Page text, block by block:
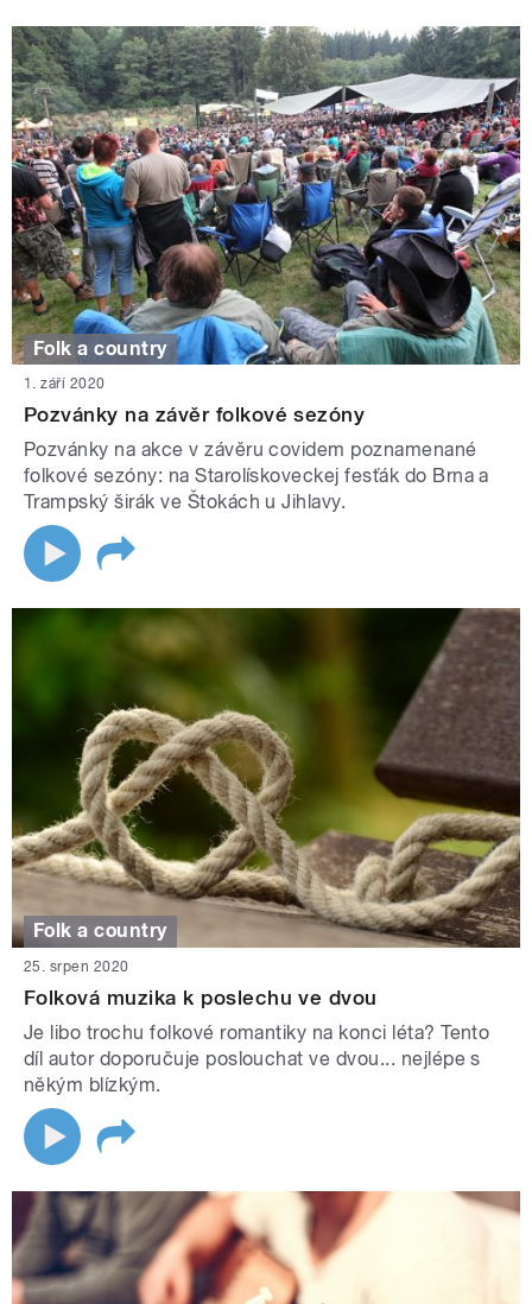
Folk a country
1. září 2020
Pozvánky na závěr folkové sezóny
Pozvánky na akce v závěru covidem poznamenané
folkové sezóny: na Starolískoveckej fesťák do Brna a
Trampský širák ve Štokách u Jihlavy.
Folk a country
25. srpen 2020
Folková muzika k poslechu ve dvou
Je libo trochu folkové romantiky na konci léta? Tento
díl autor doporučuje poslouchat ve dvou... nejlépe s
někým blízkým.